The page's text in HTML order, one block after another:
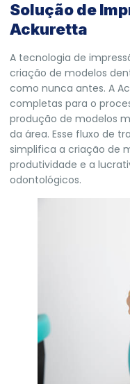
Solução de
Ackuretta
A tecnologia de
criação de modelos
como nunca antes. A
completas para o
produção de modelos
da área. Esse fluxo de
simplifica a criação de
produtividade e a
odontológicos.